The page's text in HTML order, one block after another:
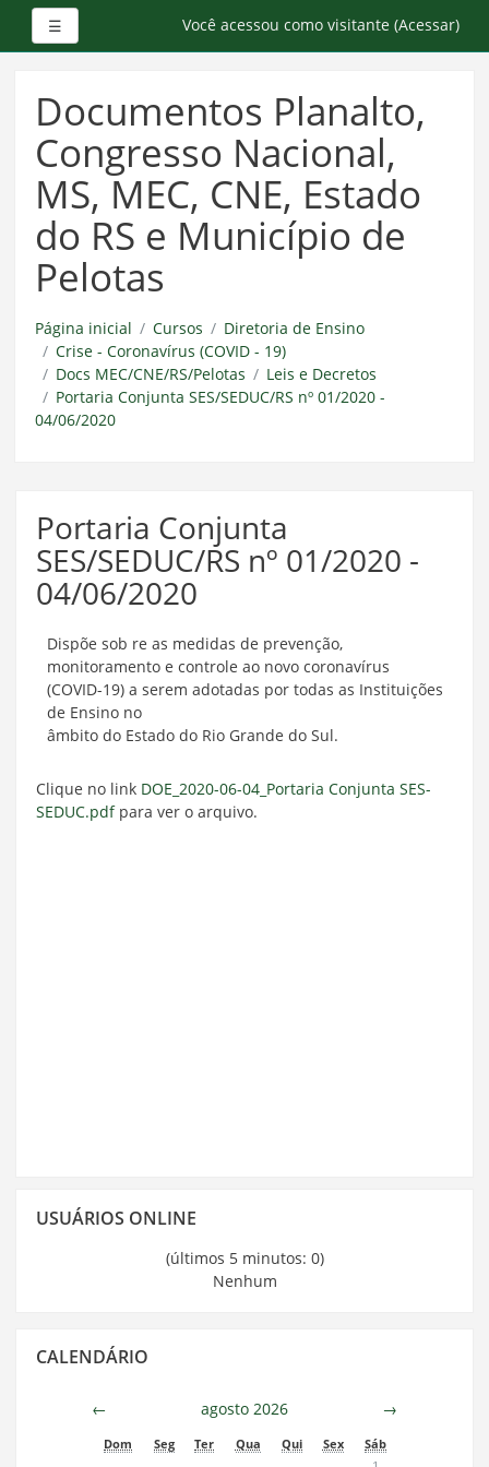
principal
☰ Você acessou como visitante (Acessar)
Documentos Planalto,
Congresso Nacional,
MS, MEC, CNE, Estado
do RS e Município de
Pelotas
Página inicial Cursos
Diretoria de Ensino
Crise - Coronavírus (COVID - 19)
Docs MEC/CNE/RS/Pelotas
Leis e Decretos
Portaria Conjunta SES/SEDUC/RS nº 01/2020 -
04/06/2020
Portaria Conjunta
SES/SEDUC/RS nº 01/2020 -
04/06/2020
Dispõe sob re as medidas de prevenção,
monitoramento e controle ao novo coronavírus
(COVID-19) a serem adotadas por todas as Instituições
de Ensino no
âmbito do Estado do Rio Grande do Sul.
Clique no link DOE_2020-06-04_Portaria Conjunta SES-
SEDUC.pdfpara ver o arquivo.
Usuários
USUÁRIOS ONLINE
(últimos 5 minutos: 0)
Nenhum
Calendário
CALENDÁRIO
← agosto 2026 →
Dom Seg Ter Qua Qui Sex
Sáb